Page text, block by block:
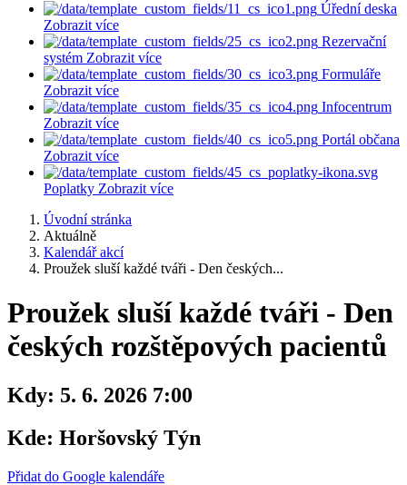
Úřední deska
Zobrazit více
Rezervační
systém Zobrazit více
Formuláře
Zobrazit více
Infocentrum
Zobrazit více
Portál občana
Zobrazit více
Poplatky Zobrazit více
Úvodní stránka
Aktuálně
Kalendář akcí
Proužek sluší každé tváři - Den českých...
Proužek sluší každé tváři - Den
českých rozštěpových pacientů
Kdy: 5. 6. 2026 7:00
Kde: Horšovský Týn
Přidat do Google kalendáře